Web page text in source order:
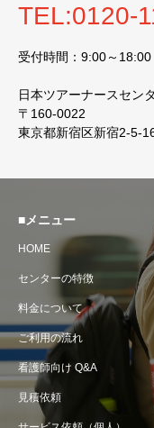
TEL:0120-
受付時間：9:00～18:00
日本ツアーナースセン
〒160-0022
東京都新宿区新宿2-5-
■メニュー
HOME
センターの特徴
料金について
ご利用の流れ
看護師向け Q&A
見積依頼